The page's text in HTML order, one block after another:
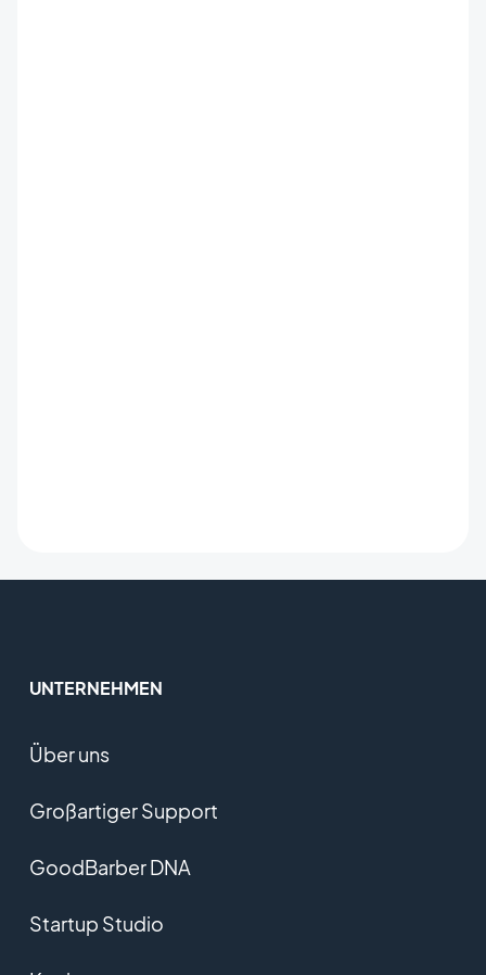
UNTERNEHMEN
Über uns
Großartiger Support
GoodBarber DNA
Startup Studio